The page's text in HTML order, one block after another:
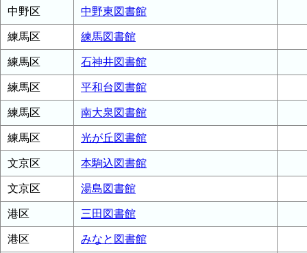
中野区 中野東図書館
練馬区 練馬図書館
練馬区 石神井図書館
練馬区 平和台図書館
練馬区 南大泉図書館
練馬区 光が丘図書館
文京区 本駒込図書館
文京区 湯島図書館
港区 三田図書館
港区 みなと図書館